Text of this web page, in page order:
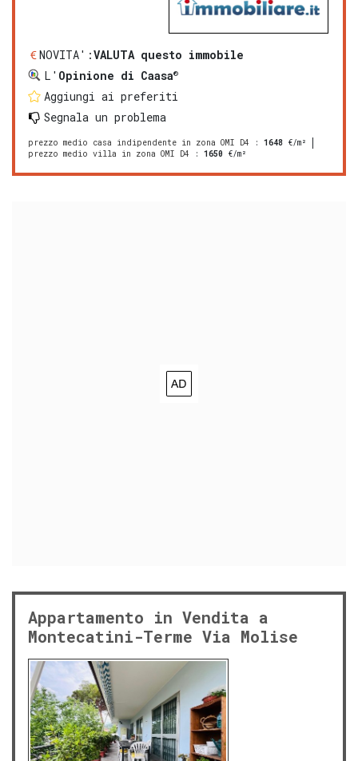
NOVITA':VALUTA questo immobile
L' Opinione di Caasa®
Aggiungi ai preferiti
Segnala un problema
prezzo medio casa indipendente in zona OMI D4 : 1648 €/m²
prezzo medio villa in zona OMI D4 : 1650 €/m²
Appartamento in Vendita a
Montecatini-Terme Via Molise